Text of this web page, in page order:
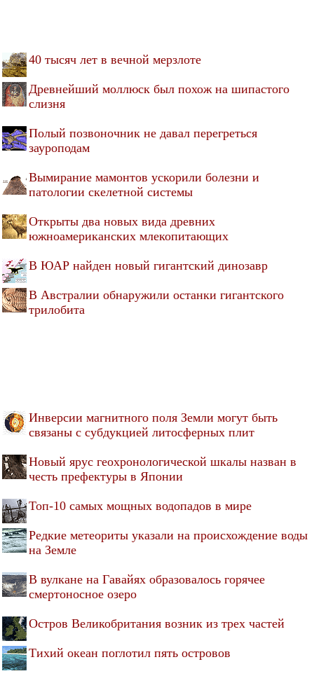
40 тысяч лет в вечной мерзлоте
Древнейший моллюск был похож на шипастого
слизня
Полый позвоночник не давал перегреться
зауроподам
Вымирание мамонтов ускорили болезни и
патологии скелетной системы
Открыты два новых вида древних
южноамериканских млекопитающих
В ЮАР найден новый гигантский динозавр
В Австралии обнаружили останки гигантского
трилобита
Инверсии магнитного поля Земли могут быть
связаны с субдукцией литосферных плит
Новый ярус геохронологической шкалы назван в
честь префектуры в Японии
Топ-10 самых мощных водопадов в мире
Редкие метеориты указали на происхождение воды
на Земле
В вулкане на Гавайях образовалось горячее
смертоносное озеро
Остров Великобритания возник из трех частей
Тихий океан поглотил пять островов